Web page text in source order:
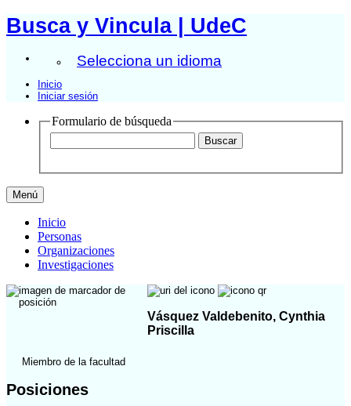
Busca y Vincula | UdeC
Selecciona un idioma
Inicio
Iniciar sesión
Formulario de búsqueda
Menú
Inicio
Personas
Organizaciones
Investigaciones
Vásquez Valdebenito, Cynthia
Priscilla
Miembro de la facultad
Posiciones